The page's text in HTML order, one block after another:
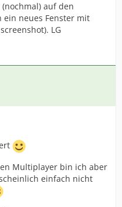
auf den
ein neues Fenster mit
LG
Multiplayer bin ich aber
einfach nicht